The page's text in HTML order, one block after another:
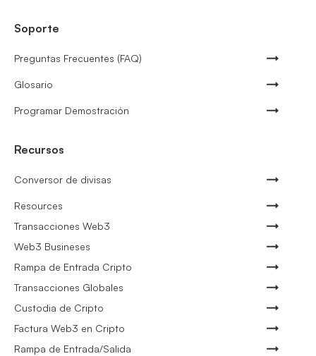
Soporte
Preguntas Frecuentes (FAQ)
Glosario
Programar Demostración
Recursos
Conversor de divisas
Resources
Transacciones Web3
Web3 Busineses
Rampa de Entrada Cripto
Transacciones Globales
Custodia de Cripto
Factura Web3 en Cripto
Rampa de Entrada/Salida